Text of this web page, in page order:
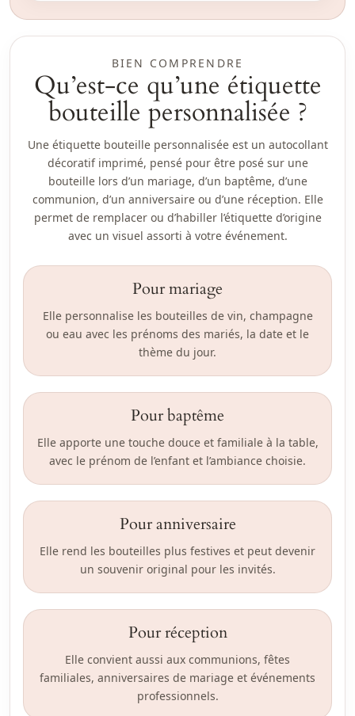
BIEN COMPRENDRE
Qu’est-ce qu’une étiquette
bouteille personnalisée ?
Une étiquette bouteille personnalisée est un autocollant
décoratif imprimé, pensé pour être posé sur une
bouteille lors d’un mariage, d’un baptême, d’une
communion, d’un anniversaire ou d’une réception. Elle
permet de remplacer ou d’habiller l’étiquette d’origine
avec un visuel assorti à votre événement.
Pour mariage
Elle personnalise les bouteilles de vin, champagne
ou eau avec les prénoms des mariés, la date et le
thème du jour.
Pour baptême
Elle apporte une touche douce et familiale à la table,
avec le prénom de l’enfant et l’ambiance choisie.
Pour anniversaire
Elle rend les bouteilles plus festives et peut devenir
un souvenir original pour les invités.
Pour réception
Elle convient aussi aux communions, fêtes
familiales, anniversaires de mariage et événements
professionnels.